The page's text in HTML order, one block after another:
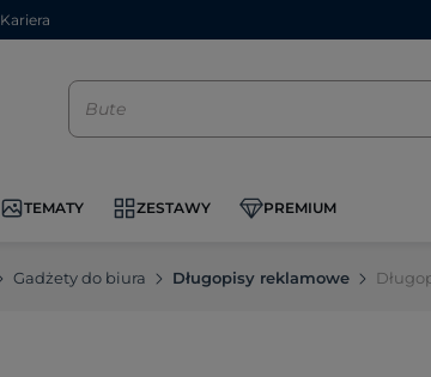
Kariera
TEMATY ZESTAWY PREMIUM
Gadżety do biura Długopisy reklamowe